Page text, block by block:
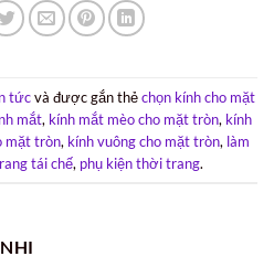
tứcvà được gắn thẻchọn kính cho mặt
mắt, kính mắt mèo cho mặt tròn, kính
mặt tròn, kính vuông cho mặt tròn, làm
tái chế, phụ kiện thời trang.